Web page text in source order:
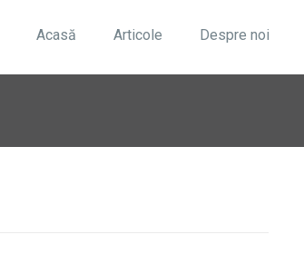
Acasă Articole Despre noi